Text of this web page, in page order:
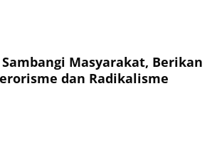
Masyarakat, Berikan
dan Radikalisme